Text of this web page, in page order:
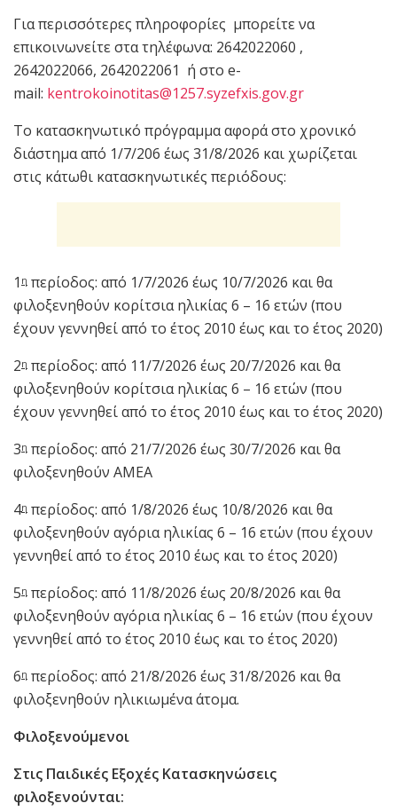
Για περισσότερες πληροφορίες μπορείτε να
επικοινωνείτε στα τηλέφωνα: 2642022060 ,
2642022066, 2642022061 ή στο e-
mail: kentrokoinotitas@1257.syzefxis.gov.gr
Το κατασκηνωτικό πρόγραμμα αφορά στο χρονικό
διάστημα από 1/7/206 έως 31/8/2026 και χωρίζεται
στις κάτωθι κατασκηνωτικές περιόδους:
1 η περίοδος: από 1/7/2026 έως 10/7/2026 και θα
φιλοξενηθούν κορίτσια ηλικίας 6 – 16 ετών (που
έχουν γεννηθεί από το έτος 2010 έως και το έτος 2020)
2η περίοδος: από 11/7/2026 έως 20/7/2026 και θα
φιλοξενηθούν κορίτσια ηλικίας 6 – 16 ετών (που
έχουν γεννηθεί από το έτος 2010 έως και το έτος 2020)
3η περίοδος: από 21/7/2026 έως 30/7/2026 και θα
φιλοξενηθούν ΑΜΕΑ
4η περίοδος: από 1/8/2026 έως 10/8/2026 και θα
φιλοξενηθούν αγόρια ηλικίας 6 – 16 ετών (που έχουν
γεννηθεί από το έτος 2010 έως και το έτος 2020)
5η περίοδος: από 11/8/2026 έως 20/8/2026 και θα
φιλοξενηθούν αγόρια ηλικίας 6 – 16 ετών (που έχουν
γεννηθεί από το έτος 2010 έως και το έτος 2020)
6η περίοδος: από 21/8/2026 έως 31/8/2026 και θα
φιλοξενηθούν ηλικιωμένα άτομα.
Φιλοξενούμενοι
Στις Παιδικές Εξοχές Κατασκηνώσεις
φιλοξενούνται: